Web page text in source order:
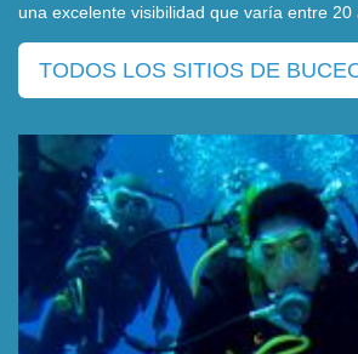
una excelente visibilidad que varía entre 20
TODOS LOS SITIOS DE